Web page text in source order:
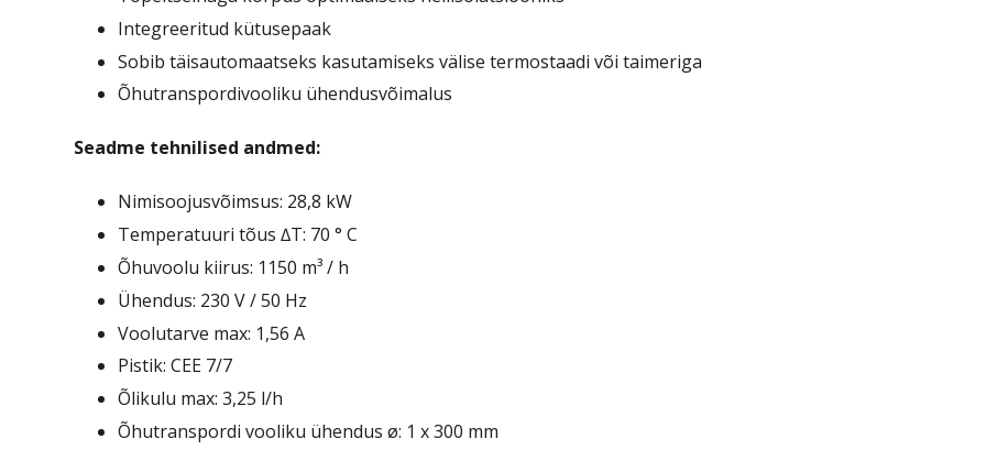
Integreeritud kütusepaak
Sobib täisautomaatseks kasutamiseks välise termostaadi või taimeriga
Õhutranspordivooliku ühendusvõimalus
Seadme tehnilised andmed:
Nimisoojusvõimsus: 28,8 kW
Temperatuuri tõus ∆T: 70 ° C
Õhuvoolu kiirus: 1150 m³ / h
Ühendus: 230 V / 50 Hz
Voolutarve max: 1,56 A
Pistik: CEE 7/7
Õlikulu max: 3,25 l/h
Õhutranspordi vooliku ühendus ø: 1 x 300 mm